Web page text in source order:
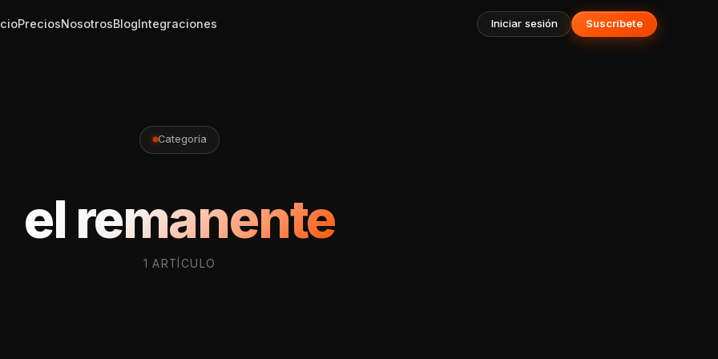
PreciosNosotrosBlogIntegraciones Iniciar sesión Suscríbete
Categoría
el remanente
1 ARTÍCULO